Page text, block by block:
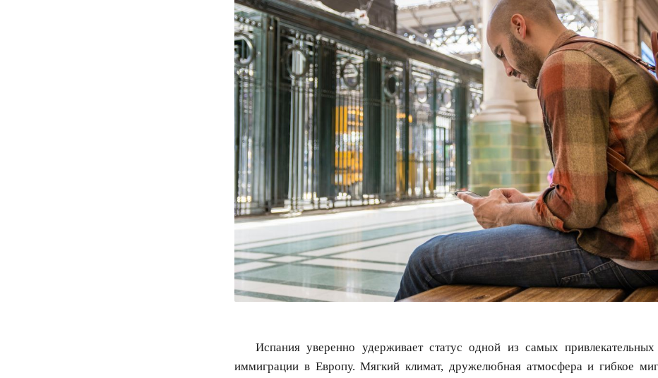
Испания уверенно удерживает статус одной из самых
иммиграции в Европу. Мягкий климат, дружелюбная атмосфера и гибкое